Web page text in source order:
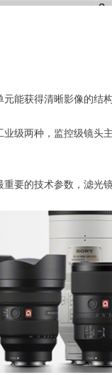
能获得清晰影像的结构
级两种，监控级镜头
要的技术参数，滤光